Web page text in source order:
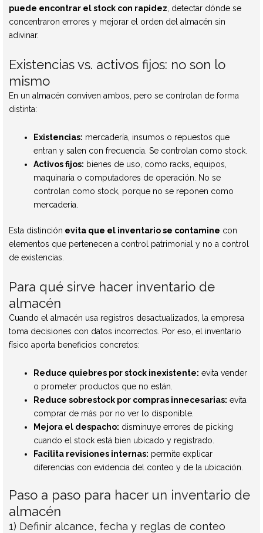
puede encontrar el stock con rapidez , detectar dónde se
concentraron errores y mejorar el orden del almacén sin
adivinar.
Existencias vs. activos fijos: no son lo
mismo
En un almacén conviven ambos, pero se controlan de forma
distinta:
Existencias: mercadería, insumos o repuestos que
entran y salen con frecuencia. Se controlan como stock.
Activos fijos: bienes de uso, como racks, equipos,
maquinaria o computadores de operación. No se
controlan como stock, porque no se reponen como
mercadería.
Esta distinción evita que el inventario se contamine con
elementos que pertenecen a control patrimonial y no a control
de existencias.
Para qué sirve hacer inventario de
almacén
Cuando el almacén usa registros desactualizados, la empresa
toma decisiones con datos incorrectos. Por eso, el inventario
físico aporta beneficios concretos:
Reduce quiebres por stock inexistente: evita vender
o prometer productos que no están.
Reduce sobrestock por compras innecesarias: evita
comprar de más por no ver lo disponible.
Mejora el despacho: disminuye errores de picking
cuando el stock está bien ubicado y registrado.
Facilita revisiones internas: permite explicar
diferencias con evidencia del conteo y de la ubicación.
Paso a paso para hacer un inventario de
almacén
1) Definir alcance, fecha y reglas de conteo